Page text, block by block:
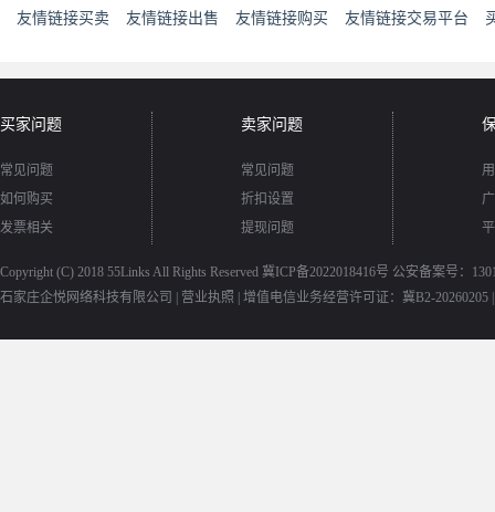
友情链接买卖 友情链接出售 友情链接购买 友情链接交易平台
买家问题
常见问题
如何购买
发票相关
卖家问题
常见问题
折扣设置
提现问题
Copyright (C) 2018 55Links All Rights Reserved 冀ICP备2022018416号 公安备案号：
石家庄企悦网络科技有限公司 | 营业执照 增值电信业务经营许可证：冀B2-20260205